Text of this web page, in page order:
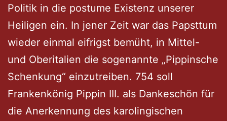
Politik in die postume Existenz unserer
Heiligen ein. In jener Zeit war das Papsttum
wieder einmal eifrigst bemüht, in Mittel-
und Oberitalien die sogenannte „Pippinsche
Schenkung“ einzutreiben. 754 soll
Frankenkönig Pippin III. als Dankeschön für
die Anerkennung des karolingischen